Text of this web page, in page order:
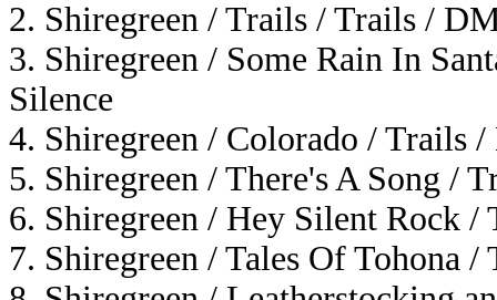
2. Shiregreen / Trails / Trails /
3. Shiregreen / Some Rain In
Silence
4. Shiregreen / Colorado / Trails
5. Shiregreen / There's A Song /
6. Shiregreen / Hey Silent Rock
7. Shiregreen / Tales Of Tohona